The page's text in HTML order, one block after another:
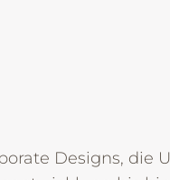
Designs, die